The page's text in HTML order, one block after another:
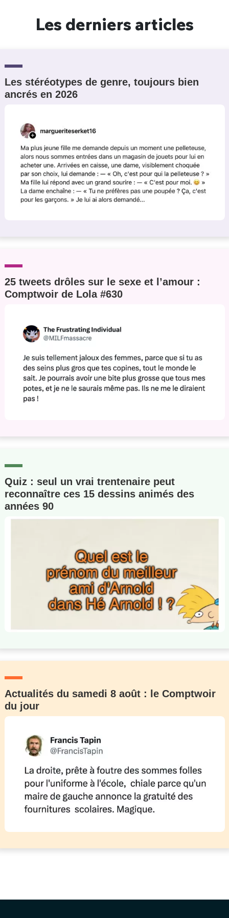
Les derniers articles
Les stéréotypes de genre, toujours bien
ancrés en 2026
25 tweets drôles sur le sexe et l’amour :
Comptwoir de Lola #630
Quiz : seul un vrai trentenaire peut
reconnaître ces 15 dessins animés des
années 90
Actualités du samedi 8 août : le Comptwoir
du jour
Un Thread